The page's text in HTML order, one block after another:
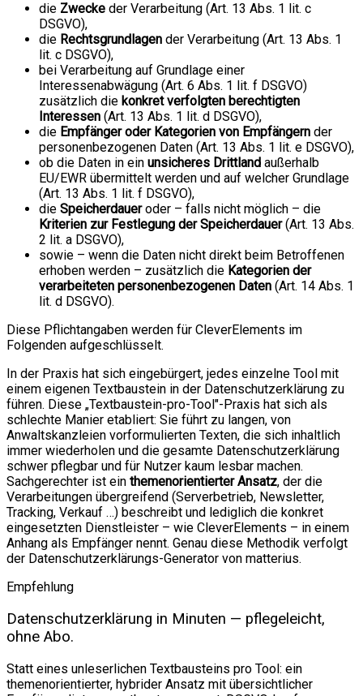
die Zwecke der Verarbeitung (Art. 13 Abs. 1 lit. c
DSGVO),
die Rechtsgrundlagen der Verarbeitung (Art. 13 Abs. 1
lit. c DSGVO),
bei Verarbeitung auf Grundlage einer
Interessenabwägung (Art. 6 Abs. 1 lit. f DSGVO)
zusätzlich die konkret verfolgten berechtigten
Interessen (Art. 13 Abs. 1 lit. d DSGVO),
die Empfänger oder Kategorien von Empfängern der
personenbezogenen Daten (Art. 13 Abs. 1 lit. e DSGVO),
ob die Daten in ein unsicheres Drittland außerhalb
EU/EWR übermittelt werden und auf welcher Grundlage
(Art. 13 Abs. 1 lit. f DSGVO),
die Speicherdaueroder – falls nicht möglich – die
Kriterien zur Festlegung der Speicherdauer(Art. 13 Abs.
2 lit. a DSGVO),
sowie – wenn die Daten nicht direkt beim Betroffenen
erhoben werden – zusätzlich die Kategorien der
verarbeiteten personenbezogenen Daten (Art. 14 Abs. 1
lit. d DSGVO).
Diese Pflichtangaben werden für CleverElements im
Folgenden aufgeschlüsselt.
In der Praxis hat sich eingebürgert, jedes einzelne Tool mit
einem eigenen Textbaustein in der Datenschutzerklärung zu
führen. Diese „Textbaustein-pro-Tool"-Praxis hat sich als
schlechte Manier etabliert: Sie führt zu langen, von
Anwaltskanzleien vorformulierten Texten, die sich inhaltlich
immer wiederholen und die gesamte Datenschutzerklärung
schwer pflegbar und für Nutzer kaum lesbar machen.
Sachgerechter ist ein themenorientierter Ansatz, der die
Verarbeitungen übergreifend (Serverbetrieb, Newsletter,
Tracking, Verkauf …) beschreibt und lediglich die konkret
eingesetzten Dienstleister – wie CleverElements – in einem
Anhang als Empfänger nennt. Genau diese Methodik verfolgt
der Datenschutzerklärungs-Generator von matterius.
Empfehlung
Datenschutzerklärung in Minuten — pflegeleicht,
ohne Abo.
Statt eines unleserlichen Textbausteins pro Tool: ein
themenorientierter, hybrider Ansatz mit übersichtlicher